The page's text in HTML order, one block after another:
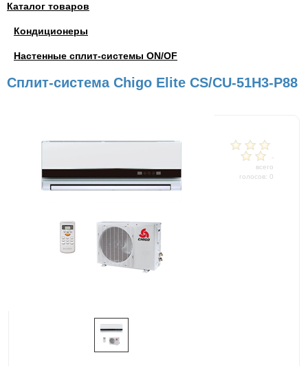
Каталог товаров
Кондиционеры
Настенные сплит-системы ON/OF
Сплит-система Chigo Elite CS/CU-51H3-P88
-
всего
голосов: 0